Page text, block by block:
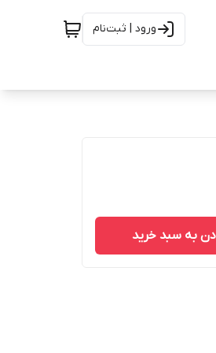
ورود | ثبت‌نام
به سبد خرید